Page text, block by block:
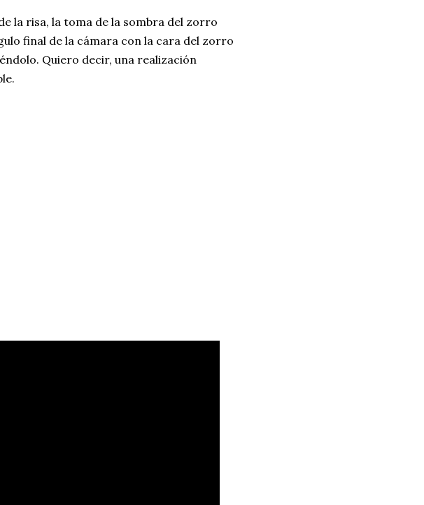
la risa, la toma de la sombra del zorro
final de la cámara con la cara del zorro
Quiero decir, una realización